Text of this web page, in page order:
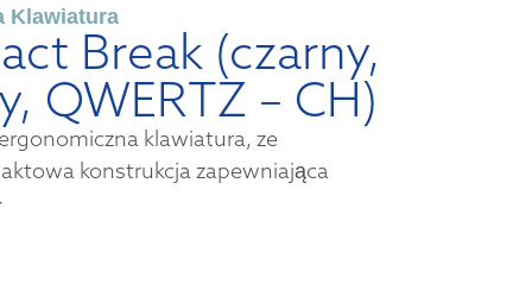
Klawiatura
Break (czarny,
QWERTZ – CH)
klawiatura, ze
konstrukcja zapewniająca